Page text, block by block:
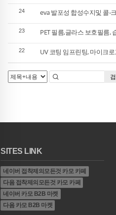
24 eva 발포성 합성수지및 콜-
23 PET 필름,글라스 보호필름,
22 UV 코팅 임프린팅, 마이크
SITES LINK
네이버 접착제의모든것 카모 카페
다음 접착제의모든것 카모 카페
네이버 카모 B2B 마켓
다음 카모 B2B 마켓